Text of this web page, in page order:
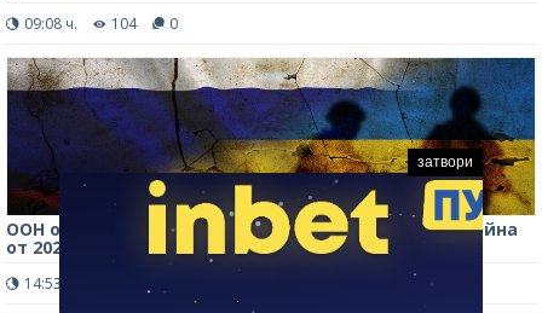
09:08 ч. 104 0
ООН отчете рекорден брой цивилни жертви в Украйна
от 2022 г. насам
14:53 ч.
затвори